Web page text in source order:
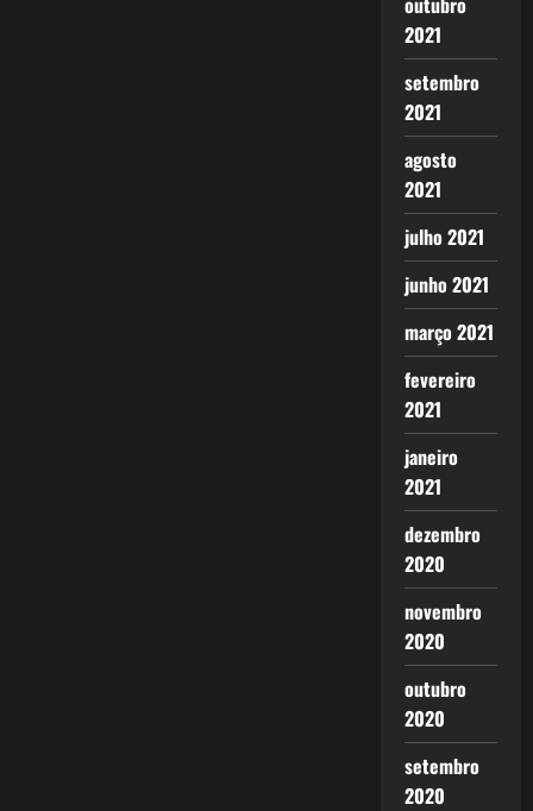
2021
setembro
2021
agosto
2021
julho 2021
junho 2021
março 2021
fevereiro
2021
janeiro
2021
dezembro
2020
novembro
2020
outubro
2020
setembro
2020